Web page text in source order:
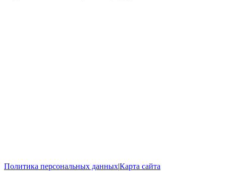
Политика персональных данных|Карта сайта